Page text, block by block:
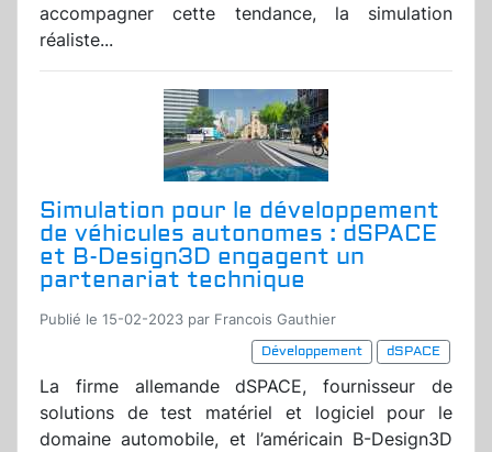
accompagner cette tendance, la simulation
réaliste...
Simulation pour le développement
de véhicules autonomes : dSPACE
et B-Design3D engagent un
partenariat technique
Publié le 15-02-2023 par Francois Gauthier
Développement
dSPACE
La firme allemande dSPACE, fournisseur de
solutions de test matériel et logiciel pour le
domaine automobile, et l’américain B-Design3D